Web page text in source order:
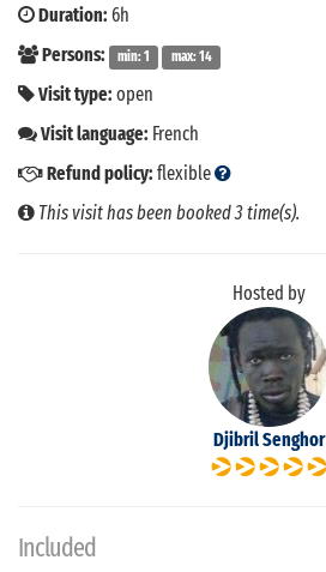
Duration: 6h
Persons:
min: 1 max: 14
Visit type: open
Visit language: French
Refund policy: flexible
This visit has been booked 3 time(s).
Hosted by
Djibril Senghor
Included